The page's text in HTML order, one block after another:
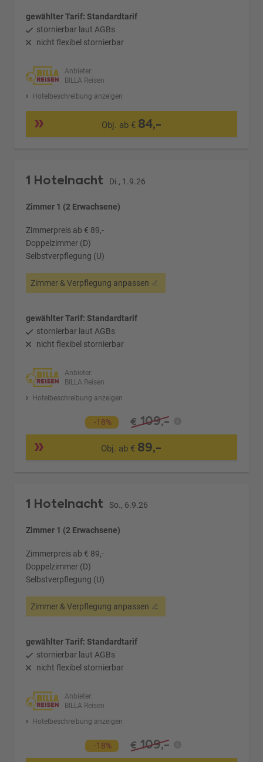
gewählter Tarif: Standardtarif
stornierbar laut AGBs
nicht flexibel stornierbar
Anbieter:
BILLA Reisen
Hotelbeschreibung anzeigen
Obj. ab € 84,-
1 Hotelnacht Di., 1.9.26
Zimmer 1 (2 Erwachsene)
Zimmerpreis ab € 89,-
Doppelzimmer (D)
Selbstverpflegung (U)
Zimmer & Verpflegung anpassen
gewählter Tarif: Standardtarif
stornierbar laut AGBs
nicht flexibel stornierbar
Anbieter:
BILLA Reisen
Hotelbeschreibung anzeigen
-18% € 109,-
Obj. ab € 89,-
1 Hotelnacht So., 6.9.26
Zimmer 1 (2 Erwachsene)
Zimmerpreis ab € 89,-
Doppelzimmer (D)
Selbstverpflegung (U)
Zimmer & Verpflegung anpassen
gewählter Tarif: Standardtarif
stornierbar laut AGBs
nicht flexibel stornierbar
Anbieter:
BILLA Reisen
Hotelbeschreibung anzeigen
-18% € 109,-